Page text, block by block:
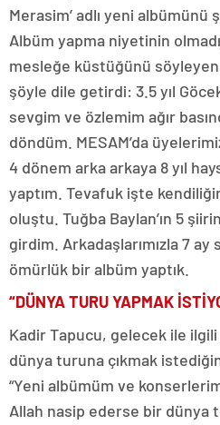
Merasim’ adlı yeni albümünü
Albüm yapma niyetinin
mesleğe küstüğünü söyleyen
şöyle dile getirdi: 3.5 yıl
sevgim ve özlemim ağır
döndüm. MESAM’da
4 dönem arka arkaya 8 yıl
yaptım. Tevafuk işte
oluştu. Tuğba Baylan’ın 5
girdim. Arkadaşlarımızla 7 ay
ömürlük bir albüm yaptık.
“DÜNYA TURU YAPMAK
Kadir Tapucu, gelecek ile ilgili
dünya turuna çıkmak
“Yeni albümüm ve
Allah nasip ederse bir dünya